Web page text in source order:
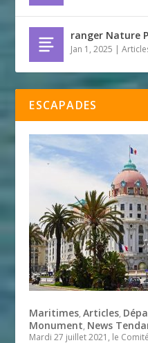
ranger Nature
Jan 1, 2025 |
ESCAPADES
Maritimes,Articles,
Monument, News
Mardi 27 juillet 2021, le